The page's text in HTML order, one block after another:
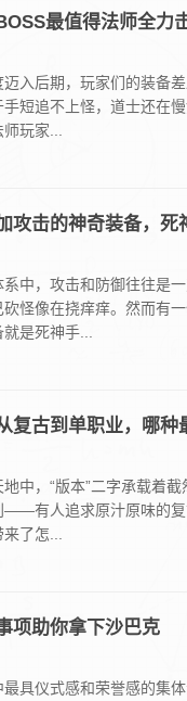
最值得法师全力
入后期，玩家们的装备
手短追不上怪，道士还在
玩家...
攻击的神奇装备，死
中，攻击和防御往往是
怪像在挠痒痒。然而有
是死神手...
复古到单职业，哪种
中，“版本”二字承载着
——有人追求原汁原味的
了怎...
项助你拿下沙巴克
具仪式感和荣誉感的集